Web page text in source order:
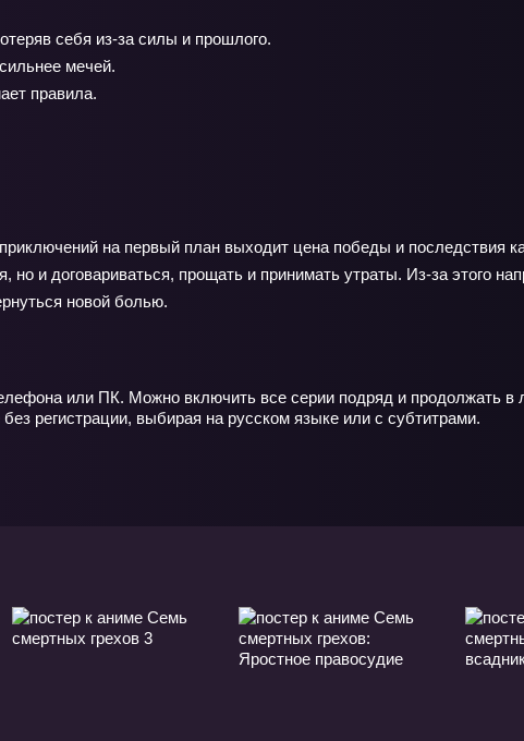
себя из‑за силы и прошлого.
мечей.
правила.
на первый план выходит цена победы и последствия
и договариваться, прощать и принимать утраты. Из‑за этого
новой болью.
или ПК. Можно включить все серии подряд и продолжать в
регистрации, выбирая на русском языке или с субтитрами.